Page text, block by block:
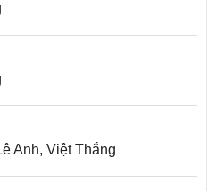
Anh, Việt Thắng